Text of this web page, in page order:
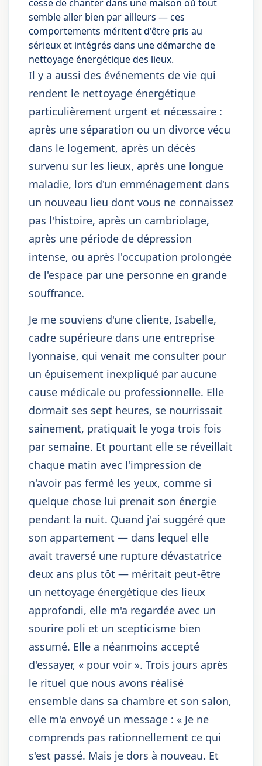
cesse de chanter dans une maison où tout
semble aller bien par ailleurs — ces
comportements méritent d'être pris au
sérieux et intégrés dans une démarche de
nettoyage énergétique des lieux.
Il y a aussi des événements de vie qui
rendent le nettoyage énergétique
particulièrement urgent et nécessaire :
après une séparation ou un divorce vécu
dans le logement, après un décès
survenu sur les lieux, après une longue
maladie, lors d'un emménagement dans
un nouveau lieu dont vous ne connaissez
pas l'histoire, après un cambriolage,
après une période de dépression
intense, ou après l'occupation prolongée
de l'espace par une personne en grande
souffrance.
Je me souviens d'une cliente, Isabelle,
cadre supérieure dans une entreprise
lyonnaise, qui venait me consulter pour
un épuisement inexpliqué par aucune
cause médicale ou professionnelle. Elle
dormait ses sept heures, se nourrissait
sainement, pratiquait le yoga trois fois
par semaine. Et pourtant elle se réveillait
chaque matin avec l'impression de
n'avoir pas fermé les yeux, comme si
quelque chose lui prenait son énergie
pendant la nuit. Quand j'ai suggéré que
son appartement — dans lequel elle
avait traversé une rupture dévastatrice
deux ans plus tôt — méritait peut-être
un nettoyage énergétique des lieux
approfondi, elle m'a regardée avec un
sourire poli et un scepticisme bien
assumé. Elle a néanmoins accepté
d'essayer, « pour voir ». Trois jours après
le rituel que nous avons réalisé
ensemble dans sa chambre et son salon,
elle m'a envoyé un message : « Je ne
comprends pas rationnellement ce qui
s'est passé. Mais je dors à nouveau. Et